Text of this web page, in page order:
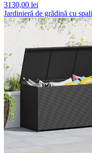
3130,00 lei
Jardinieră de grădină cu